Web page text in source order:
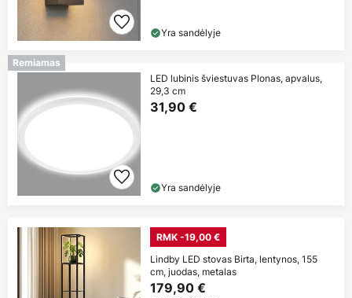
Yra sandėlyje
Remiamas
LED lubinis šviestuvas Plonas, apvalus,
29,3 cm
31,90 €
Yra sandėlyje
RMK -19,00 €
Lindby LED stovas Birta, lentynos, 155
cm, juodas, metalas
179,90 €